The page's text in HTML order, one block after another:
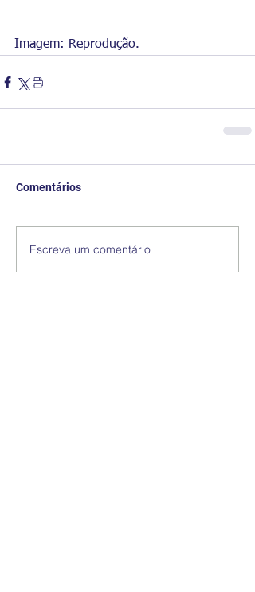
Imagem: Reprodução.
Comentários
Escreva um comentário